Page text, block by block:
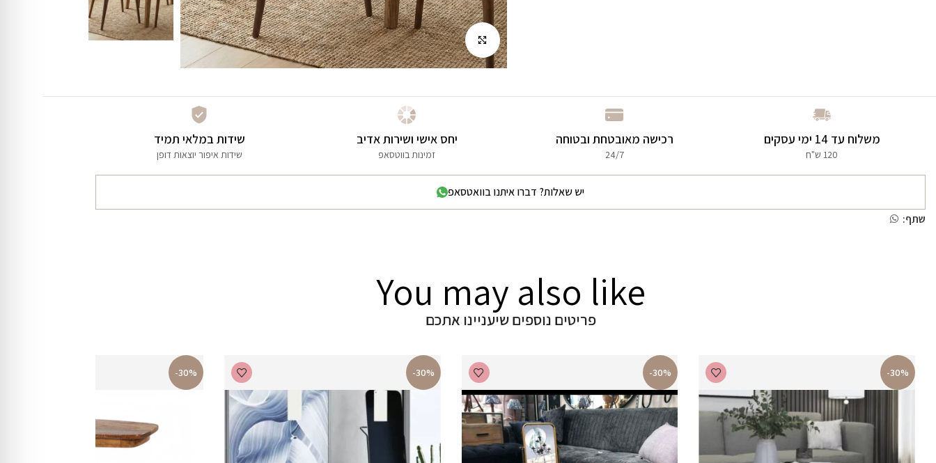
לחץ להגדלה
משלוח עד 14 ימי עסקים
120 ש"ח
רכישה מאובטחת ובטוחה
24/7
יחס אישי ושירות אדיב
זמינות בווטסאפ
שידות במלאי תמיד
שידות איפור יוצאות דופן
יש שאלות? דברו איתנו בוואטסאפ
שתף:
You may also like
פריטים נוספים שיעניינו אתכם
-30%
-30%
-30%
-30%